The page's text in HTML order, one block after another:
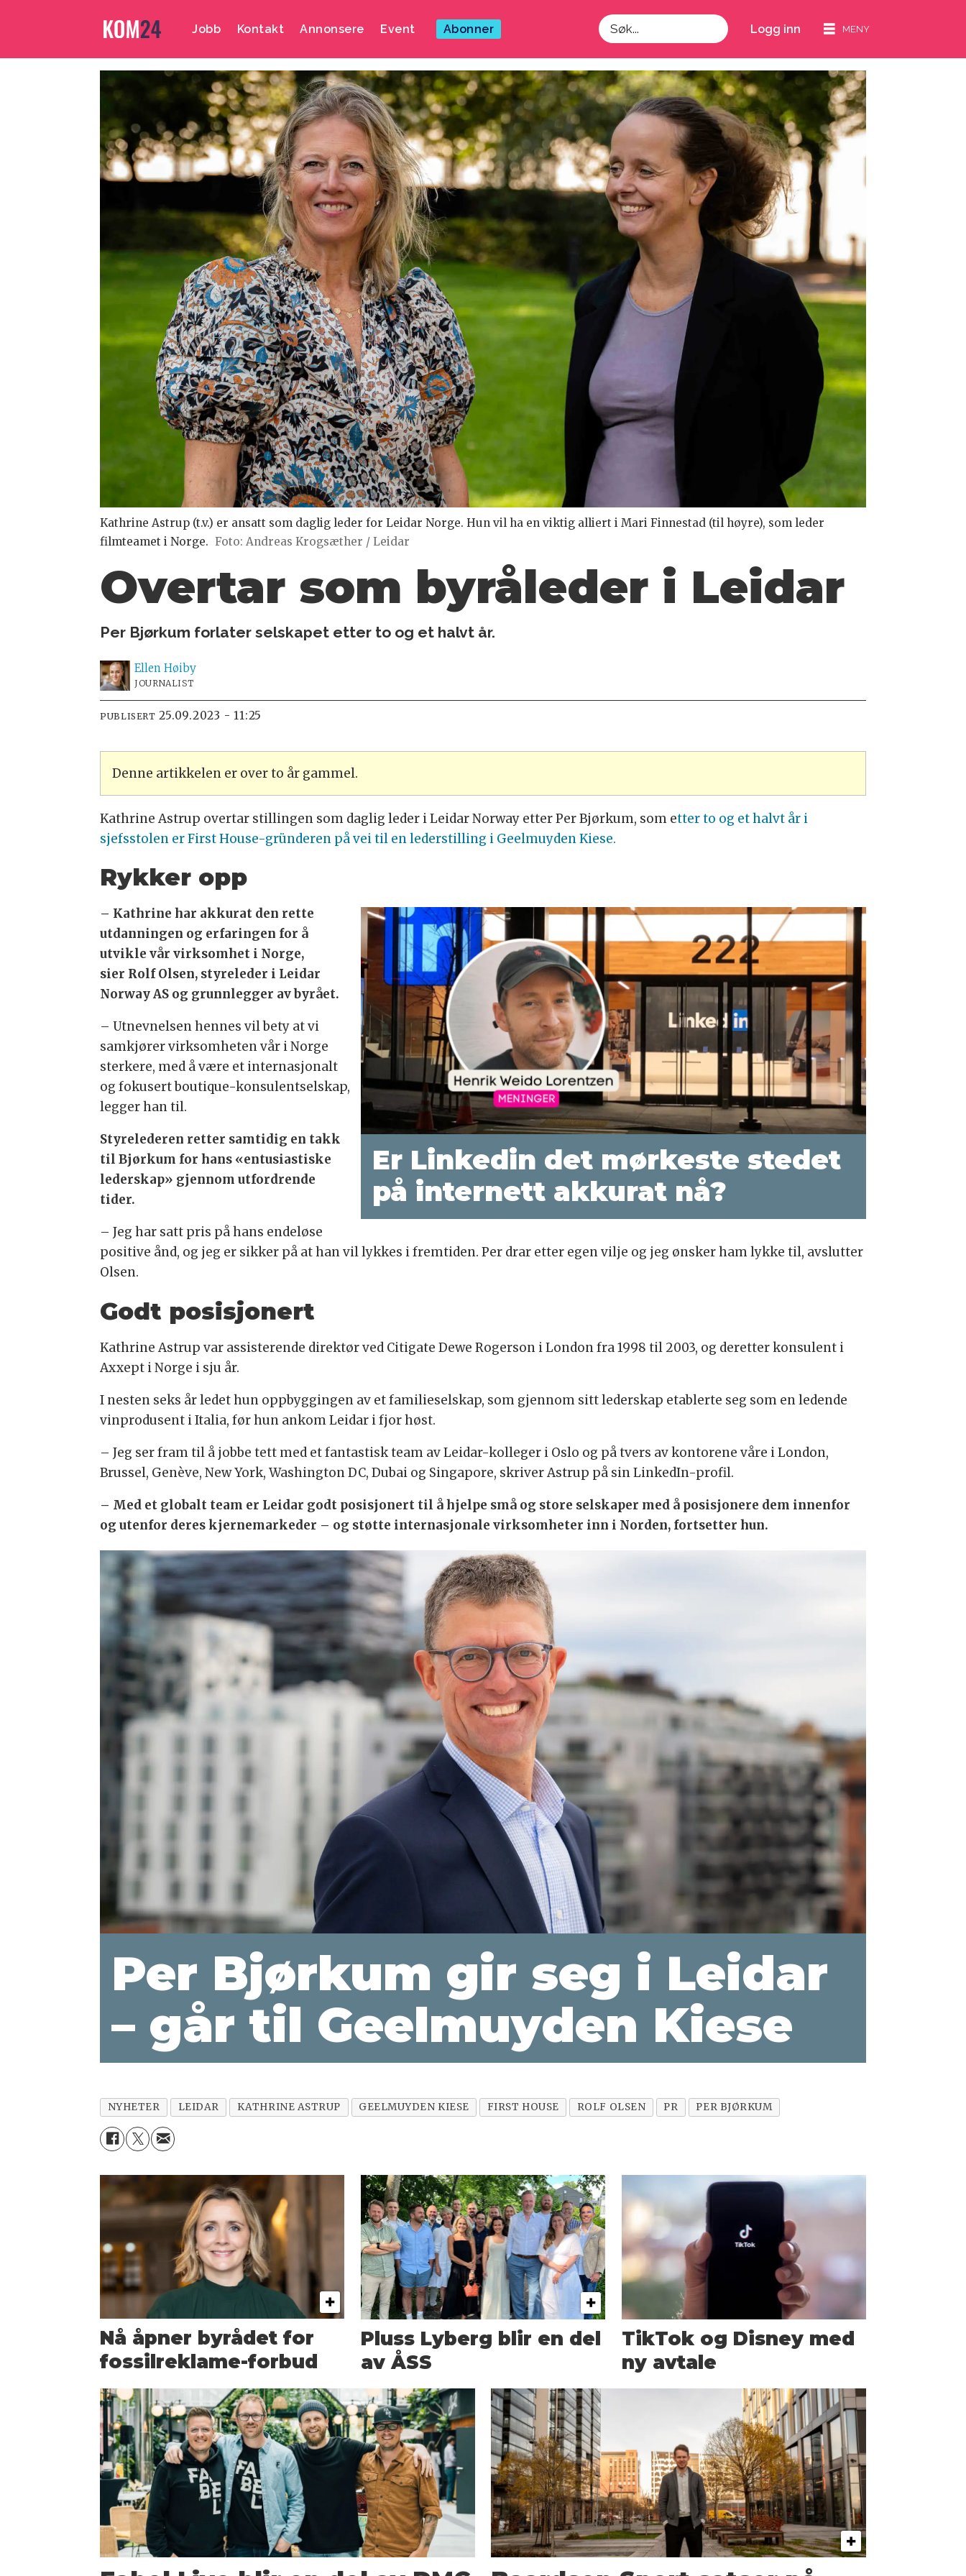
Jobb Kontakt Annonsere Event Abonner
Søk
Logg inn
Kathrine Astrup (t.v.) er ansatt som daglig leder for Leidar Norge. Hun vil ha en viktig alliert i Mari Finnestad (til høyre), som leder
filmteamet i Norge. Foto: Andreas Krogsæther / Leidar
Overtar som byråleder i Leidar
Per Bjørkum forlater selskapet etter to og et halvt år.
Ellen Høiby
JOURNALIST
PUBLISERT 25.09.2023 - 11:25
Denne artikkelen er over to år gammel.
Kathrine Astrup overtar stillingen som daglig leder i Leidar Norway etter Per Bjørkum, som etter to og et halvt år i
sjefsstolen er First House-gründeren på vei til en lederstilling i Geelmuyden Kiese.
Rykker opp
Er Linkedin det mørkeste stedet
på internett akkurat nå?
– Kathrine har akkurat den rette
utdanningen og erfaringen for å
utvikle vår virksomhet i Norge,
sier Rolf Olsen, styreleder i Leidar
Norway AS og grunnlegger av byrået.
– Utnevnelsen hennes vil bety at vi
samkjører virksomheten vår i Norge
sterkere, med å være et internasjonalt
og fokusert boutique-konsulentselskap,
legger han til.
Styrelederen retter samtidig en takk
til Bjørkum for hans «entusiastiske
lederskap» gjennom utfordrende
tider.
– Jeg har satt pris på hans endeløse
positive ånd, og jeg er sikker på at han vil lykkes i fremtiden. Per drar etter egen vilje og jeg ønsker ham lykke til, avslutter
Olsen.
Godt posisjonert
Kathrine Astrup var assisterende direktør ved Citigate Dewe Rogerson i London fra 1998 til 2003, og deretter konsulent i
Axxept i Norge i sju år.
I nesten seks år ledet hun oppbyggingen av et familieselskap, som gjennom sitt lederskap etablerte seg som en ledende
vinprodusent i Italia, før hun ankom Leidar i fjor høst.
– Jeg ser fram til å jobbe tett med et fantastisk team av Leidar-kolleger i Oslo og på tvers av kontorene våre i London,
Brussel, Genève, New York, Washington DC, Dubai og Singapore, skriver Astrup på sin LinkedIn-profil.
– Med et globalt team er Leidar godt posisjonert til å hjelpe små og store selskaper med å posisjonere dem innenfor
og utenfor deres kjernemarkeder – og støtte internasjonale virksomheter inn i Norden, fortsetter hun.
Per Bjørkum gir seg i Leidar
– går til Geelmuyden Kiese
NYHETER LEIDAR KATHRINE ASTRUP GEELMUYDEN KIESE FIRST HOUSE ROLF OLSEN PR PER BJØRKUM
Nå åpner byrådet for
fossilreklame-forbud
Pluss Lyberg blir en del
av ÅSS
TikTok og Disney med
ny avtale